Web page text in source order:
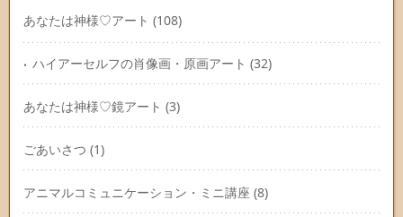
あなたは神様♡アート (108)
ハイアーセルフの肖像画・原画アート (32)
あなたは神様♡鏡アート (3)
ごあいさつ (1)
アニマルコミュニケーション・ミニ講座 (8)